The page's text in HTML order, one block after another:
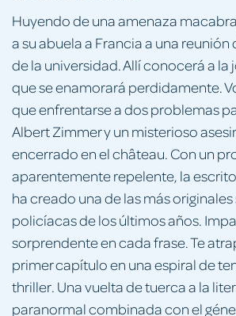
Huyendo de una amenaza
a su abuela a Francia a una reunión
de la universidad. Allí conocerá a la
que se enamorará perdidamente.
que enfrentarse a dos problemas
Albert Zimmer y un misterioso
encerrado en el château. Con un
aparentemente repelente, la
ha creado una de las más
policíacas de los últimos años.
sorprendente en cada frase. Te
primer capítulo en una espiral de
thriller. Una vuelta de tuerca a la
paranormal combinada con el